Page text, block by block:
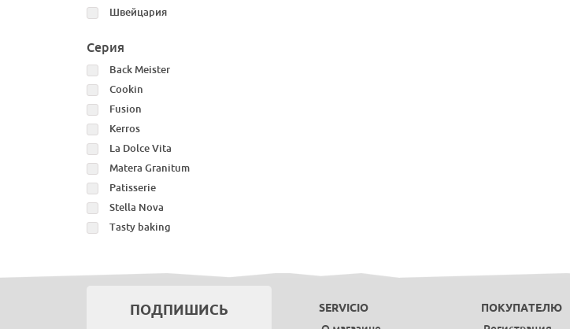
Швейцария
Серия
Back Meister
Cookin
Fusion
Kerros
La Dolce Vita
Matera Granitum
Patisserie
Stella Nova
Tasty baking
ПОДПИШИСЬ SERVICIO ПОКУПАТЕЛЮ